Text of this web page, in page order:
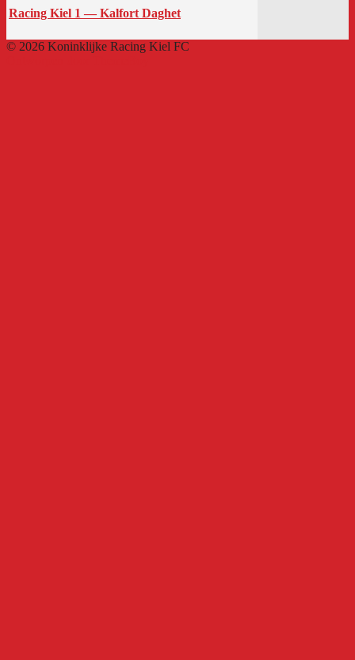
Racing Kiel 1 — Kalfort Daghet
© 2026 Koninklijke Racing Kiel FC